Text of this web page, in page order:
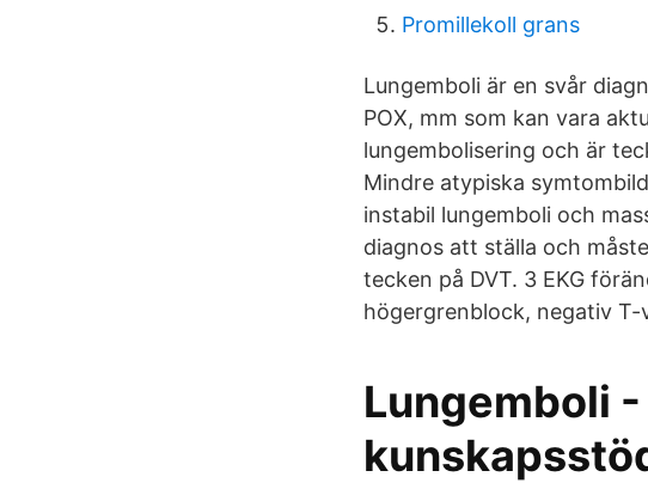
Promillekoll grans
Lungemboli är en svår
POX, mm som kan vara
lungembolisering och är
Mindre atypiska
instabil lungemboli och
diagnos att ställa och
tecken på DVT. 3 EKG
högergrenblock, negativ T-
Lungemboli